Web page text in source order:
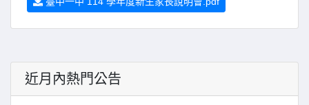
近月內熱門公告